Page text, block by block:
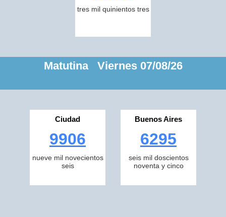
tres mil quinientos tres
Matutina Viernes 07/08/26
Ciudad
9906
nueve mil novecientos
seis
Buenos Aires
6295
seis mil doscientos
noventa y cinco